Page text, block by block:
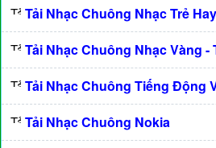
Tải Nhạc Chuông Nhạc Trẻ
Tải Nhạc Chuông Nhạc Vàng -
Tải Nhạc Chuông Tiếng Động
Tải Nhạc Chuông Nokia